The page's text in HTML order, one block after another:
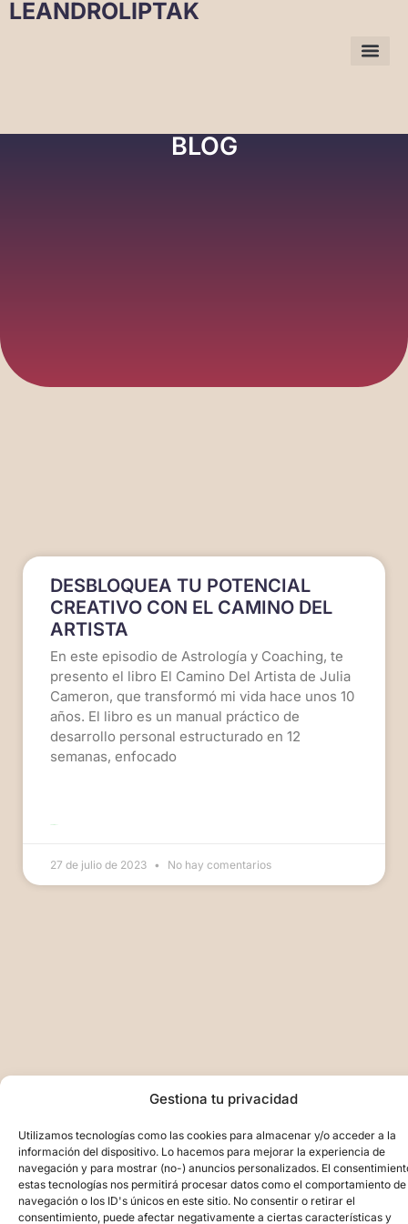
Gestiona tu privacidad
Utilizamos tecnologías como las cookies para almacenar y/o acceder a la
información del dispositivo. Lo hacemos para mejorar la experiencia de
navegación y para mostrar (no-) anuncios personalizados. El
estas tecnologías nos permitirá procesar datos como el comportamiento de
navegación o los ID's únicos en este sitio. No consentir o retirar el
consentimiento, puede afectar negativamente a ciertas características y
LEANDROLIPTAK
BLOG
DESBLOQUEA TU POTENCIAL
CREATIVO CON EL CAMINO DEL
ARTISTA
En este episodio de Astrología y Coaching, te
presento el libro El Camino Del Artista de Julia
Cameron, que transformó mi vida hace unos 10
años. El libro es un manual práctico de
desarrollo personal estructurado en 12
semanas, enfocado
27 de julio de 2023 No hay comentarios